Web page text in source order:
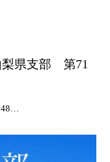
県支部 第71